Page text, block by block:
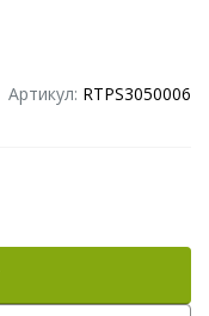
Артикул: RTPS3050006